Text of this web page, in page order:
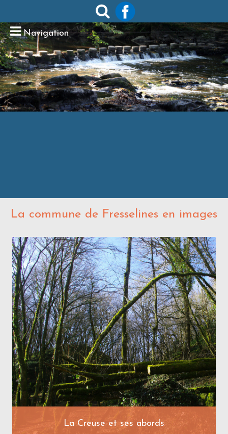
Navigation
La commune de Fresselines en images
La Creuse et ses abords